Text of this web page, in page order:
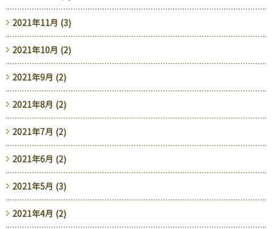
2021年11月 (3)
2021年10月 (2)
2021年9月 (2)
2021年8月 (2)
2021年7月 (2)
2021年6月 (2)
2021年5月 (3)
2021年4月 (2)